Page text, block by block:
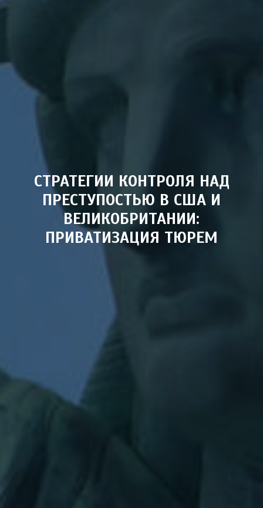
СТРАТЕГИИ КОНТРОЛЯ НАД
ПРЕСТУПОСТЬЮ В США И
ВЕЛИКОБРИТАНИИ:
ПРИВАТИЗАЦИЯ ТЮРЕМ